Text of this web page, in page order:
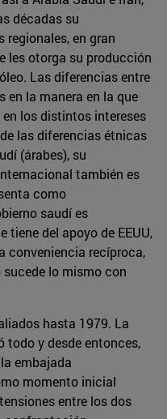
décadas su
en gran
les otorga su producción
Las diferencias entre
en la manera en la que
los distintos intereses
las diferencias étnicas
(árabes), su
también es
como
saudí es
tiene del apoyo de EEUU,
conveniencia recíproca,
lo mismo con
hasta 1979. La
y desde entonces,
embajada
momento inicial
entre los dos